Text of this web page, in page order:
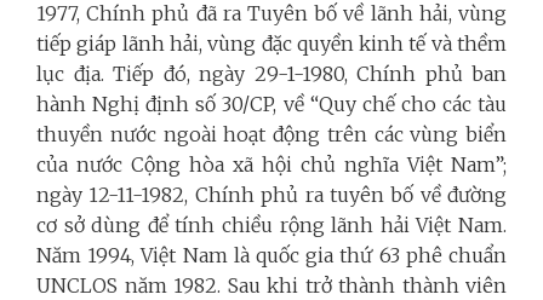
1977, Chính phủ đã ra Tuyên bố về lãnh hải, vùng
tiếp giáp lãnh hải, vùng đặc quyền kinh tế và thềm
lục địa. Tiếp đó, ngày 29-1-1980, Chính phủ ban
hành Nghị định số 30/CP, về “Quy chế cho các tàu
thuyền nước ngoài hoạt động trên các vùng biển
của nước Cộng hòa xã hội chủ nghĩa Việt Nam”;
ngày 12-11-1982, Chính phủ ra tuyên bố về đường
cơ sở dùng để tính chiều rộng lãnh hải Việt Nam.
Năm 1994, Việt Nam là quốc gia thứ 63 phê chuẩn
UNCLOS năm 1982. Sau khi trở thành thành viên